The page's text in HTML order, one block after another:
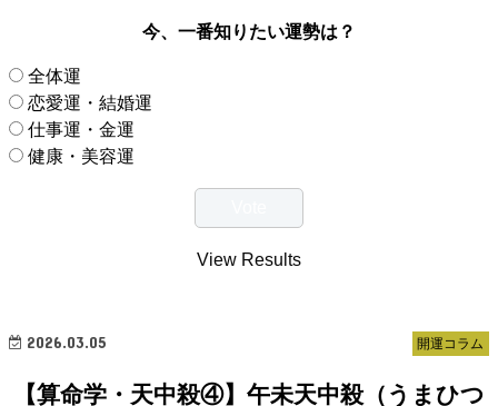
今、一番知りたい運勢は？
全体運
恋愛運・結婚運
仕事運・金運
健康・美容運
View Results
開運コラム
2026.03.05
【算命学・天中殺④】午未天中殺（うまひつ